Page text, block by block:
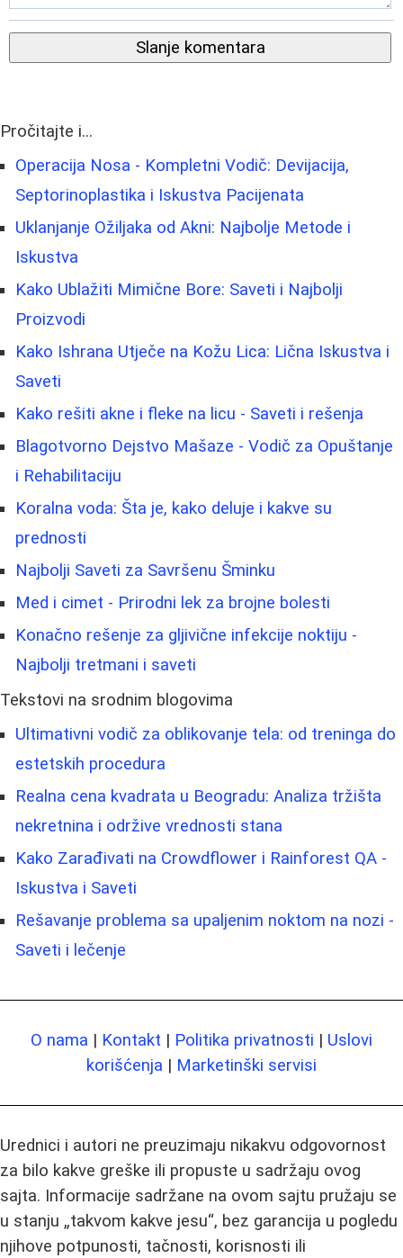
Slanje komentara
Pročitajte i...
Operacija Nosa - Kompletni Vodič: Devijacija,
Septorinoplastika i Iskustva Pacijenata
Uklanjanje Ožiljaka od Akni: Najbolje Metode i
Iskustva
Kako Ublažiti Mimične Bore: Saveti i Najbolji
Proizvodi
Kako Ishrana Utječe na Kožu Lica: Lična Iskustva i
Saveti
Kako rešiti akne i fleke na licu - Saveti i rešenja
Blagotvorno Dejstvo Mašaze - Vodič za Opuštanje
i Rehabilitaciju
Koralna voda: Šta je, kako deluje i kakve su
prednosti
Najbolji Saveti za Savršenu Šminku
Med i cimet - Prirodni lek za brojne bolesti
Konačno rešenje za gljivične infekcije noktiju -
Najbolji tretmani i saveti
Tekstovi na srodnim blogovima
Ultimativni vodič za oblikovanje tela: od treninga do
estetskih procedura
Realna cena kvadrata u Beogradu: Analiza tržišta
nekretnina i održive vrednosti stana
Kako Zarađivati na Crowdflower i Rainforest QA -
Iskustva i Saveti
Rešavanje problema sa upaljenim noktom na nozi -
Saveti i lečenje
O nama | Kontakt | Politika privatnosti | Uslovi
korišćenja | Marketinški servisi
Urednici i autori ne preuzimaju nikakvu odgovornost
za bilo kakve greške ili propuste u sadržaju ovog
sajta. Informacije sadržane na ovom sajtu pružaju se
u stanju „takvom kakve jesu“, bez garancija u pogledu
njihove potpunosti, tačnosti, korisnosti ili